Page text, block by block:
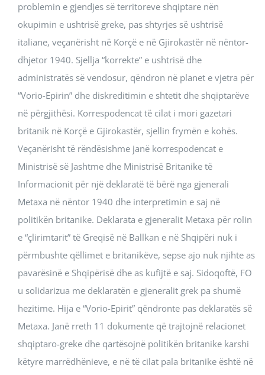
problemin e gjendjes së territoreve shqiptare nën
okupimin e ushtrisë greke, pas shtyrjes së ushtrisë
italiane, veçanërisht në Korçë e në Gjirokastër në nëntor-
dhjetor 1940. Sjellja “korrekte” e ushtrisë dhe
administratës së vendosur, qëndron në planet e vjetra për
“Vorio-Epirin” dhe diskreditimin e shtetit dhe shqiptarëve
në përgjithësi. Korrespodencat të cilat i mori gazetari
britanik në Korçë e Gjirokastër, sjellin frymën e kohës.
Veçanërisht të rëndësishme janë korrespodencat e
Ministrisë së Jashtme dhe Ministrisë Britanike të
Informacionit për një deklaratë të bërë nga gjenerali
Metaxa në nëntor 1940 dhe interpretimin e saj në
politikën britanike. Deklarata e gjeneralit Metaxa për rolin
e “çlirimtarit” të Greqisë në Ballkan e në Shqipëri nuk i
përmbushte qëllimet e britanikëve, sepse ajo nuk njihte as
pavarësinë e Shqipërisë dhe as kufijtë e saj. Sidoqoftë, FO
u solidarizua me deklaratën e gjeneralit grek pa shumë
hezitime. Hija e “Vorio-Epirit” qëndronte pas deklaratës së
Metaxa. Janë rreth 11 dokumente që trajtojnë relacionet
shqiptaro-greke dhe qartësojnë politikën britanike karshi
këtyre marrëdhënieve, e në të cilat pala britanike është në